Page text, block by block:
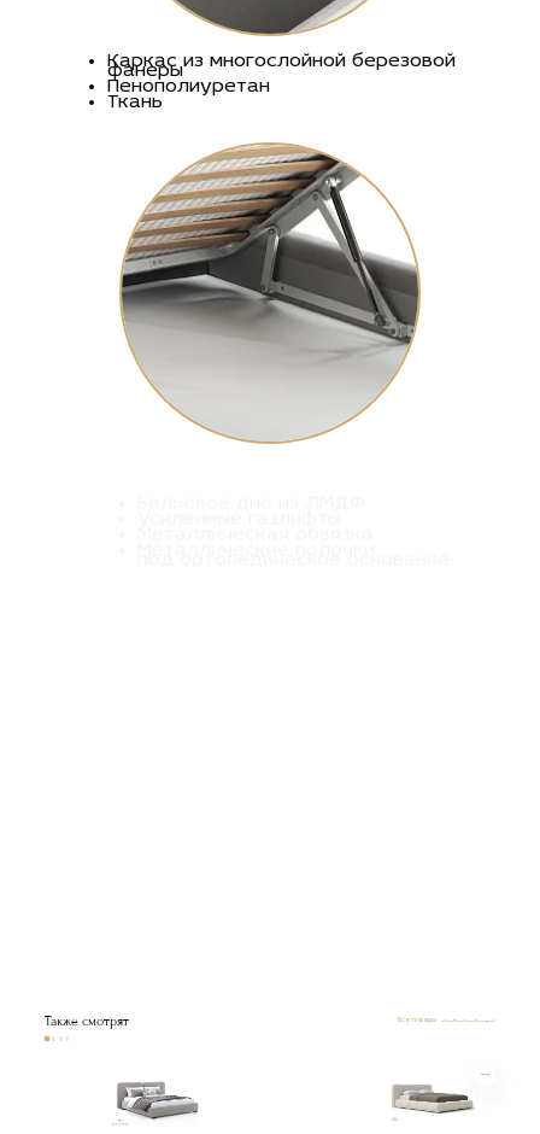
Каркас из многослойной березовой
фанеры
Пенополиуретан
Ткань
Также смотрят Все товары